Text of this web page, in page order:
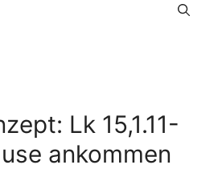
Lk 15,1.11-
ankommen